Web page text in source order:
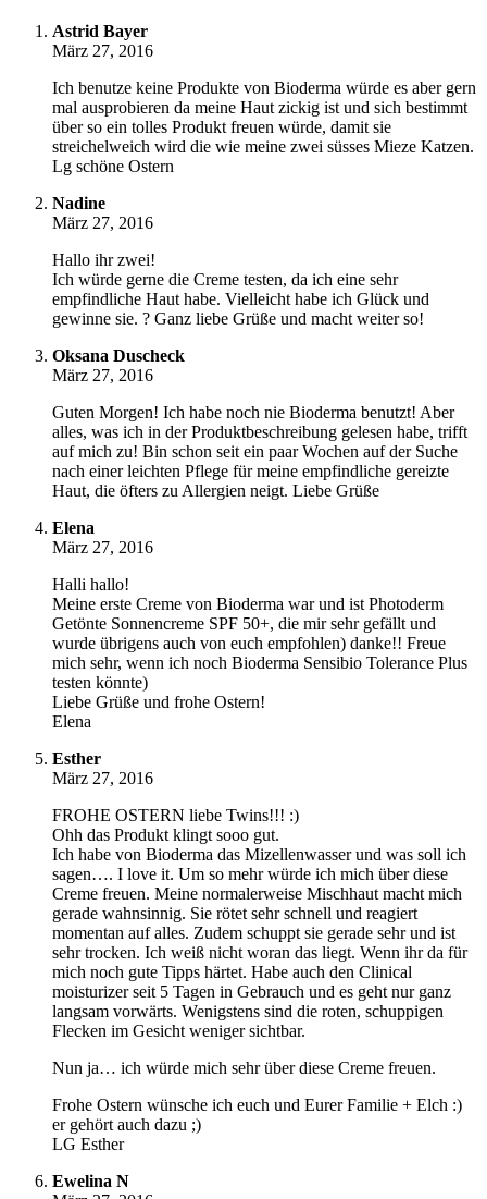
Astrid Bayer
März 27, 2016
Ich benutze keine Produkte von Bioderma würde es aber gern
mal ausprobieren da meine Haut zickig ist und sich bestimmt
über so ein tolles Produkt freuen würde, damit sie
streichelweich wird die wie meine zwei süsses Mieze Katzen.
Lg schöne Ostern
Nadine
März 27, 2016
Hallo ihr zwei!
Ich würde gerne die Creme testen, da ich eine sehr
empfindliche Haut habe. Vielleicht habe ich Glück und
gewinne sie. ? Ganz liebe Grüße und macht weiter so!
Oksana Duscheck
März 27, 2016
Guten Morgen! Ich habe noch nie Bioderma benutzt! Aber
alles, was ich in der Produktbeschreibung gelesen habe, trifft
auf mich zu! Bin schon seit ein paar Wochen auf der Suche
nach einer leichten Pflege für meine empfindliche gereizte
Haut, die öfters zu Allergien neigt. Liebe Grüße
Elena
März 27, 2016
Halli hallo!
Meine erste Creme von Bioderma war und ist Photoderm
Getönte Sonnencreme SPF 50+, die mir sehr gefällt und
wurde übrigens auch von euch empfohlen) danke!! Freue
mich sehr, wenn ich noch Bioderma Sensibio Tolerance Plus
testen könnte)
Liebe Grüße und frohe Ostern!
Elena
Esther
März 27, 2016
FROHE OSTERN liebe Twins!!! :)
Ohh das Produkt klingt sooo gut.
Ich habe von Bioderma das Mizellenwasser und was soll ich
sagen…. I love it. Um so mehr würde ich mich über diese
Creme freuen. Meine normalerweise Mischhaut macht mich
gerade wahnsinnig. Sie rötet sehr schnell und reagiert
momentan auf alles. Zudem schuppt sie gerade sehr und ist
sehr trocken. Ich weiß nicht woran das liegt. Wenn ihr da für
mich noch gute Tipps härtet. Habe auch den Clinical
moisturizer seit 5 Tagen in Gebrauch und es geht nur ganz
langsam vorwärts. Wenigstens sind die roten, schuppigen
Flecken im Gesicht weniger sichtbar.
Nun ja… ich würde mich sehr über diese Creme freuen.
Frohe Ostern wünsche ich euch und Eurer Familie + Elch :)
er gehört auch dazu ;)
LG Esther
Ewelina N